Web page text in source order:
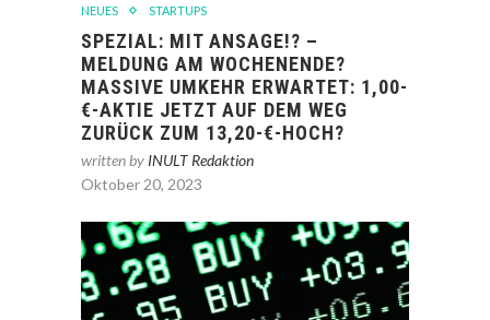
NEUES
STARTUPS
SPEZIAL: MIT ANSAGE!? –
MELDUNG AM WOCHENENDE?
MASSIVE UMKEHR ERWARTET: 1,00-
€-AKTIE JETZT AUF DEM WEG
ZURÜCK ZUM 13,20-€-HOCH?
written by INULT Redaktion
Oktober 20, 2023